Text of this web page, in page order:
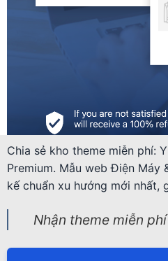
Chia sẻ kho theme miễn phí:
Premium. Mẫu web Điện Máy
kế chuẩn xu hướng mới nhất,
Nhận theme miễn